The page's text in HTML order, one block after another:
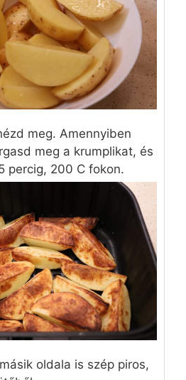
meg. Amennyiben
meg a krumplikat, és
percig, 200 C fokon.
oldala is szép piros,